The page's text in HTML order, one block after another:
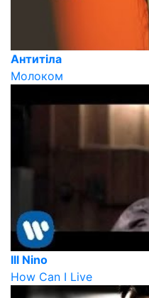
Антитіла
Молоком
Ill Nino
How Can I Live